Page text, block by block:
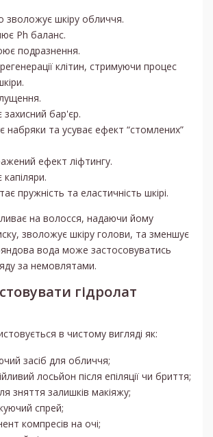
зволожує шкіру обличчя.
Ph баланс.
подразнення.
клітин, стримуючи процес
захисний бар'єр.
набряки та усуває ефект “стомлених”
ефект ліфтингу.
пружність та еластичність шкірі.
на волосся, надаючи йому
зволожує шкіру голови, та зменшує
вода може застосовуватись
за немовлятами.
гідролат
в чистому вигляді як:
засіб для обличчя;
лосьйон після епіляції чи бриття;
зняття залишків макіяжу;
спрей;
компресів на очі;